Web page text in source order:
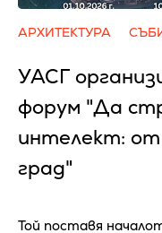
АРХИТЕКТУРА
УАСГ
форум "Да
интелект: от
град"
Той поставя